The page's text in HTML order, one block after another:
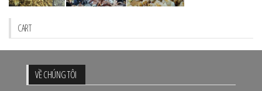
CART
VỀ CHÚNG TÔI